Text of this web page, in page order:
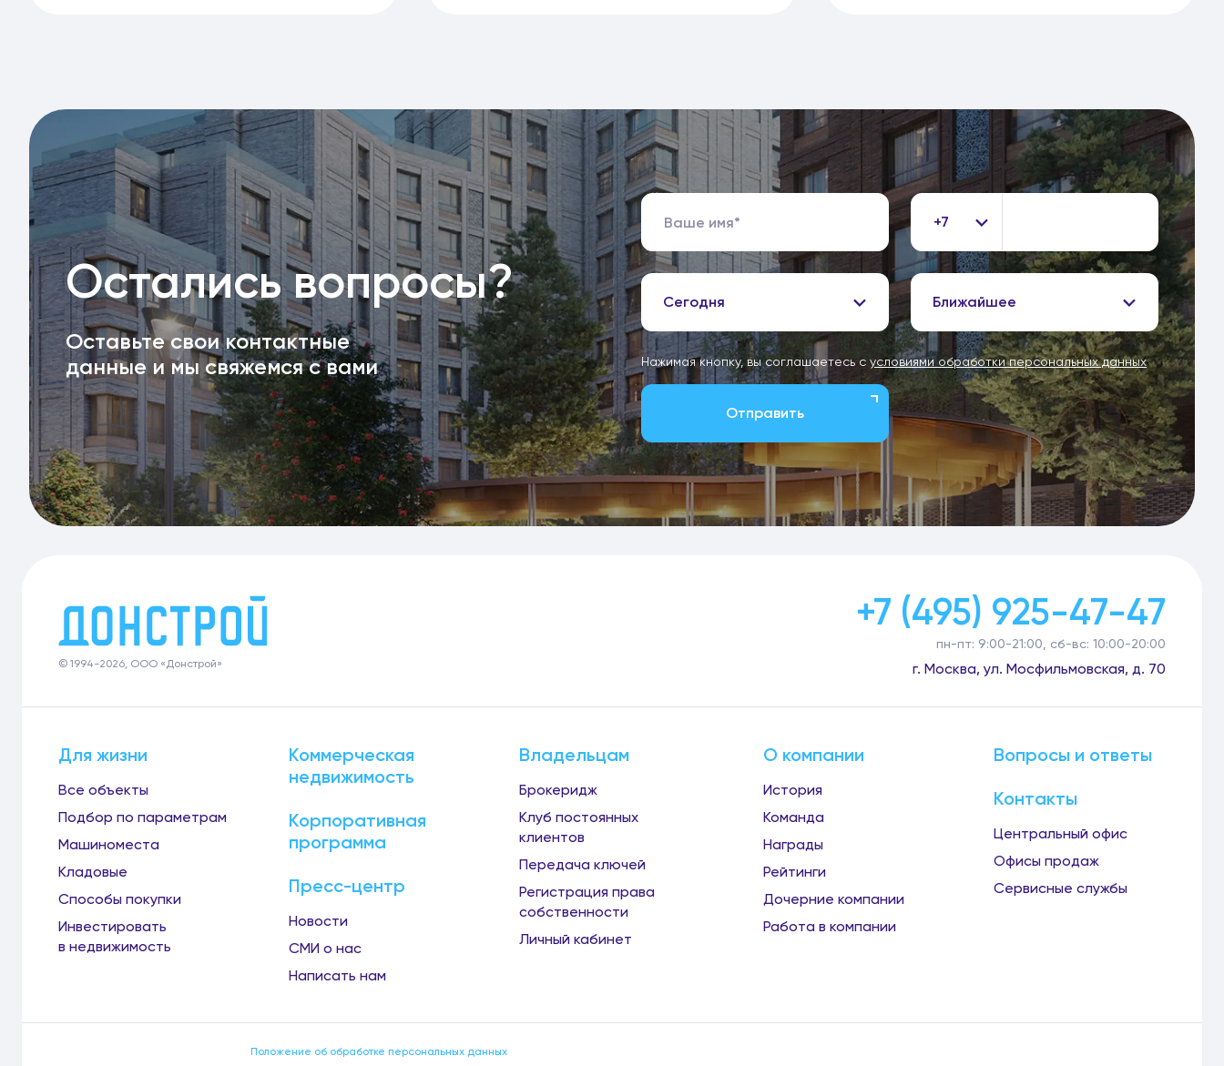
Остались вопросы?
Оставьте свои контактные
данные и мы свяжемся с вами
+7
Сегодня Ближайшее
Нажимая кнопку, вы соглашаетесь с условиями обработки персональных данных
Отправить
© 1994-2026, ООО «Донстрой»
+7 (495) 925-47-47
пн-пт: 9:00-21:00, сб-вс: 10:00-20:00
г. Москва, ул. Мосфильмовская, д. 70
Для жизни
Все объекты
Подбор по параметрам
Машиноместа
Кладовые
Способы покупки
Инвестировать
в недвижимость
Коммерческая
недвижимость
Корпоративная
программа
Пресс-центр
Новости
СМИ о нас
Написать нам
Владельцам
Брокеридж
Клуб постоянных
клиентов
Передача ключей
Регистрация права
собственности
Личный кабинет
О компании
История
Команда
Награды
Рейтинги
Дочерние компании
Работа в компании
Вопросы и ответы
Контакты
Центральный офис
Офисы продаж
Сервисные службы
Положение об обработке персональных данных